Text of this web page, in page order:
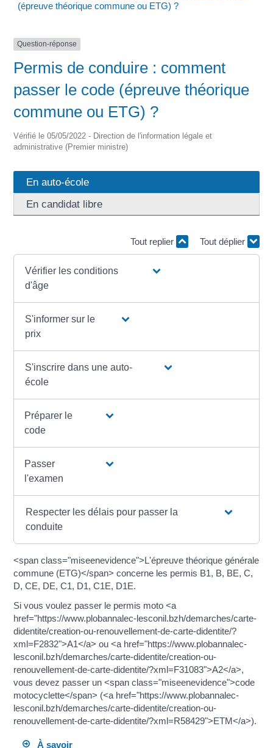
(épreuve théorique commune ou ETG) ?
Question-réponse
Permis de conduire : comment
passer le code (épreuve théorique
commune ou ETG) ?
Vérifié le 05/05/2022 - Direction de l'information légale et
administrative (Premier ministre)
En auto-école
En candidat libre
Tout replier Tout déplier
Vérifier les conditions
d'âge
S'informer sur le
prix
S'inscrire dans une auto-
école
Préparer le
code
Passer
l'examen
Respecter les délais pour passer la
conduite
<span class="miseenevidence">L'épreuve théorique générale
commune (ETG)</span> concerne les permis B1, B, BE, C,
D, CE, DE, C1, D1, C1E, D1E.
Si vous voulez passer le permis moto <a
href="https://www.plobannalec-lesconil.bzh/demarches/carte-
didentite/creation-ou-renouvellement-de-carte-didentite/?
xml=F2832">A1</a> ou <a href="https://www.plobannalec-
lesconil.bzh/demarches/carte-didentite/creation-ou-
renouvellement-de-carte-didentite/?xml=F31083">A2</a>,
vous devez passer un <span class="miseenevidence">code
motocyclette</span> (<a href="https://www.plobannalec-
lesconil.bzh/demarches/carte-didentite/creation-ou-
renouvellement-de-carte-didentite/?xml=R58429">ETM</a>).
À savoir